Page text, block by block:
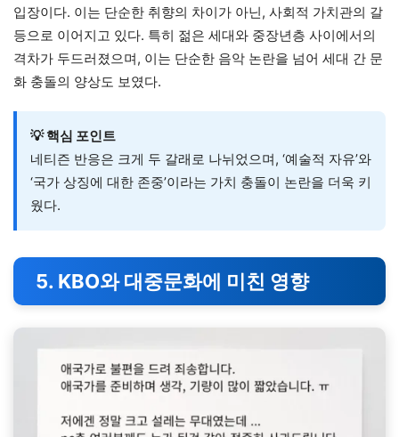
입장이다. 이는 단순한 취향의 차이가 아닌, 사회적 가치관의 갈
등으로 이어지고 있다. 특히 젊은 세대와 중장년층 사이에서의
격차가 두드러졌으며, 이는 단순한 음악 논란을 넘어 세대 간 문
화 충돌의 양상도 보였다.
💡 핵심 포인트
네티즌 반응은 크게 두 갈래로 나뉘었으며, ‘예술적 자유’와
‘국가 상징에 대한 존중’이라는 가치 충돌이 논란을 더욱 키
웠다.
5. KBO와 대중문화에 미친 영향